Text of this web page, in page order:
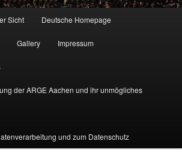
Sicht Deutsche Homepage
Gallery Impressum
der ARGE Aachen und ihr unmögliches
und zum Datenschutz